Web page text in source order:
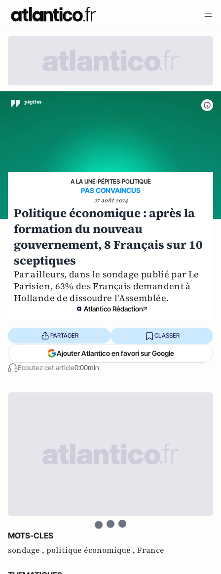
A LA UNE›PÉPITES›POLITIQUE
PAS CONVAINCUS
27 août 2014
Politique économique : après la
formation du nouveau
gouvernement, 8 Français sur 10
sceptiques
Par ailleurs, dans le sondage publié par Le
Parisien, 63% des Français demandent à
Hollande de dissoudre l'Assemblée.
Atlantico Rédaction
Écoutez cet article0:00min
PARTAGER CLASSER
Ajouter Atlantico en favori sur Google
MOTS-CLES
sondage , politique économique , France